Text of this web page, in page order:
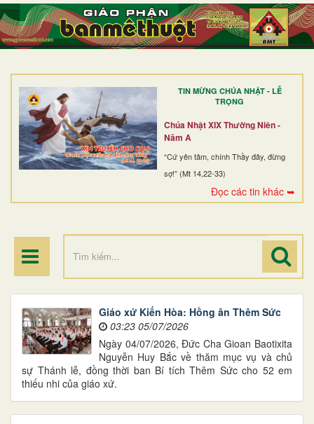
TIN MỪNG CHÚA NHẬT - LỄ
TRỌNG
Chúa Nhật XIX Thường Niên -
Năm A
“Cứ yên tâm, chính Thầy đây, đừng
sợ!” (Mt 14,22-33)
Đọc các tin khác ➥
TRANG NHẤT
GIỚI THIỆU
DÒNG TU
BAN MỤC VỤ
ĐOÀN THỂ CG
ĐIỂM HÀNH HƯƠNG
Giáo xứ Kiến Hòa: Hồng ân Thêm Sức
03:23 05/07/2026
Ngày 04/07/2026, Đức Cha Gioan Baotixita
Nguyễn Huy Bắc về thăm mục vụ và chủ
sự Thánh lễ, đồng thời ban Bí tích Thêm Sức cho 52 em
thiếu nhi của giáo xứ.